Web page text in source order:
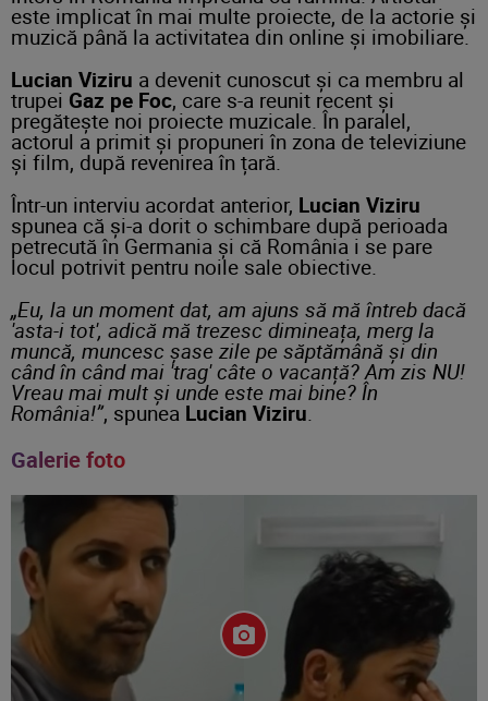
este implicat în mai multe proiecte, de la actorie și
muzică până la activitatea din online și imobiliare.
Lucian Viziru a devenit cunoscut și ca membru al
trupei Gaz pe Foc, care s-a reunit recent și
pregătește noi proiecte muzicale. În paralel,
actorul a primit și propuneri în zona de televiziune
și film, după revenirea în țară.
Într-un interviu acordat anterior, Lucian Viziru
spunea că și-a dorit o schimbare după perioada
petrecută în Germania și că România i se pare
locul potrivit pentru noile sale obiective.
„Eu, la un moment dat, am ajuns să mă întreb dacă
'asta-i tot', adică mă trezesc dimineața, merg la
muncă, muncesc șase zile pe săptămână și din
când în când mai 'trag' câte o vacanță? Am zis NU!
Vreau mai mult și unde este mai bine? În
România!”, spunea Lucian Viziru
Galerie foto